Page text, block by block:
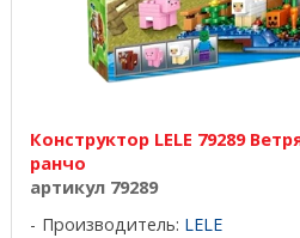
Конструктор LELE 79289
ранчо
артикул 79289
Производитель: LELE